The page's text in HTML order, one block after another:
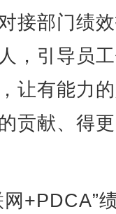
接部门绩
，引导员
让有能力
贡献、得
+PDCA”